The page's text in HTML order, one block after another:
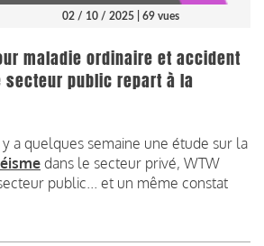
02 / 10 / 2025 | 69 vues
maladie ordinaire et accident
public repart à la
a quelques semaine une étude sur la
dans le secteur privé, WTW
public... et un même constat